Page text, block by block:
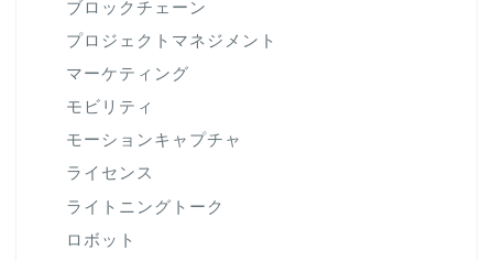
ブロックチェーン
プロジェクトマネジメント
マーケティング
モビリティ
モーションキャプチャ
ライセンス
ライトニングトーク
ロボット